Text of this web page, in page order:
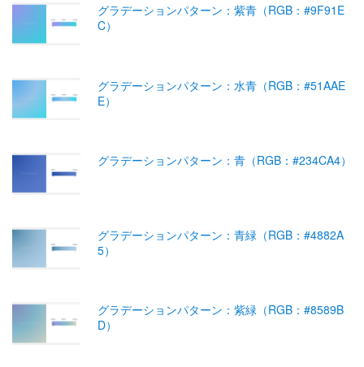
グラデーションパターン：紫青（RGB：#9F91E
C）
グラデーションパターン：水青（RGB：#51AAE
E）
グラデーションパターン：青（RGB：#234CA4）
グラデーションパターン：青緑（RGB：#4882A
5）
グラデーションパターン：紫緑（RGB：#8589B
D）